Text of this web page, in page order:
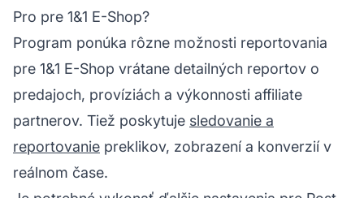
Pro pre 1&1 E-Shop?
Program ponúka rôzne možnosti reportovania
pre 1&1 E-Shop vrátane detailných reportov o
predajoch, províziách a výkonnosti affiliate
partnerov. Tiež poskytuje sledovanie a
reportovanie preklikov, zobrazení a konverzií v
reálnom čase.